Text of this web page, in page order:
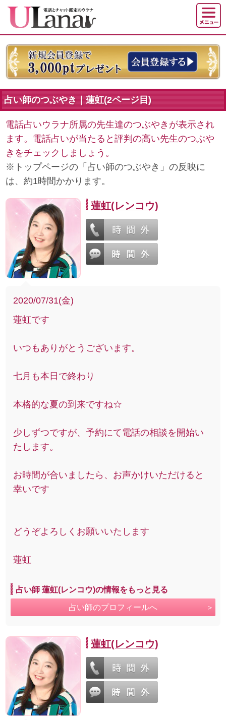
占い師のつぶやき｜蓮虹(2ページ目)
電話占いウラナ所属の先生達のつぶやきが表示され
ます。電話占いが当たると評判の高い先生のつぶや
きをチェックしましょう。
※トップページの「占い師のつぶやき」の反映に
は、約1時間かかります。
蓮虹(レンコウ)
2020/07/31(金)
蓮虹です
いつもありがとうございます。
七月も本日で終わり
本格的な夏の到来ですね☆
少しずつですが、予約にて電話の相談を開始い
たします。
お時間が合いましたら、お声かけいただけると
幸いです
どうぞよろしくお願いいたします
蓮虹
占い師 蓮虹(レンコウ)の情報をもっと見る
占い師のプロフィールへ
蓮虹(レンコウ)